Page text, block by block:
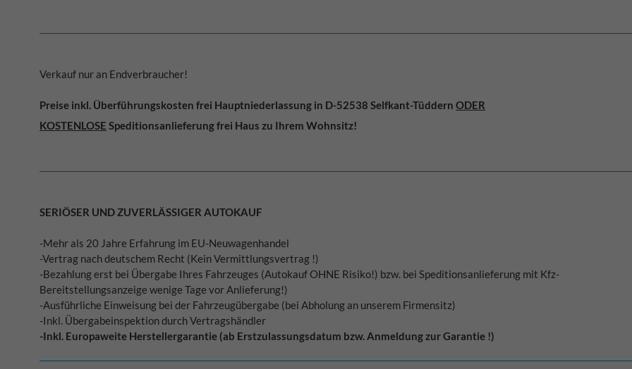
Verkauf nur an Endverbraucher!
Preise inkl. Überführungskosten frei Hauptniederlassung in D-52538 Selfkant-Tüddern ODER
KOSTENLOSE Speditionsanlieferung frei Haus zu Ihrem Wohnsitz!
SERIÖSER UND ZUVERLÄSSIGER AUTOKAUF
-Mehr als 20 Jahre Erfahrung im EU-Neuwagenhandel
-Vertrag nach deutschem Recht (Kein Vermittlungsvertrag !)
-Bezahlung erst bei Übergabe Ihres Fahrzeuges (Autokauf OHNE Risiko!) bzw. bei Speditionsanlieferung mit Kfz-
Bereitstellungsanzeige wenige Tage vor Anlieferung!)
-Ausführliche Einweisung bei der Fahrzeugübergabe (bei Abholung an unserem Firmensitz)
-Inkl. Übergabeinspektion durch Vertragshändler
-Inkl. Europaweite Herstellergarantie (ab Erstzulassungsdatum bzw. Anmeldung zur Garantie !)